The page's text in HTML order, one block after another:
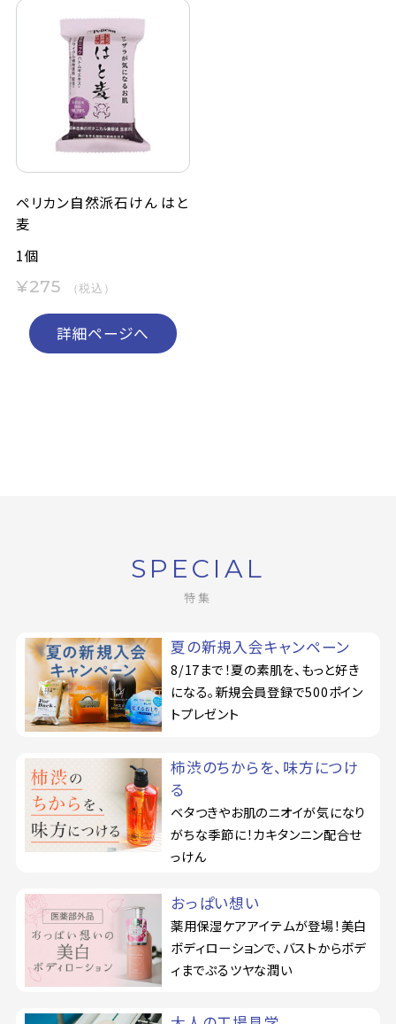
ペリカン自然派石けん はと
麦
1個
¥275 （税込）
詳細ページへ
SPECIAL
特集
夏の新規入会キャンペーン
8/17まで！夏の素肌を、もっと好き
になる。新規会員登録で500ポイン
トプレゼント
柿渋のちからを、味方につけ
る
ベタつきやお肌のニオイが気になり
がちな季節に！カキタンニン配合せ
っけん
おっぱい想い
薬用保湿ケアアイテムが登場！美白
ボディローションで、バストからボデ
ィまでぷるツヤな潤い